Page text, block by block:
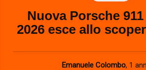
Nuova Porsche
2026 esce allo
Emanuele Colombo, 1